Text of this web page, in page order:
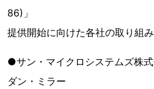
86)」
提供開始に向けた各社の取り組み
●サン・マイクロシステムズ株
ダン・ミラー